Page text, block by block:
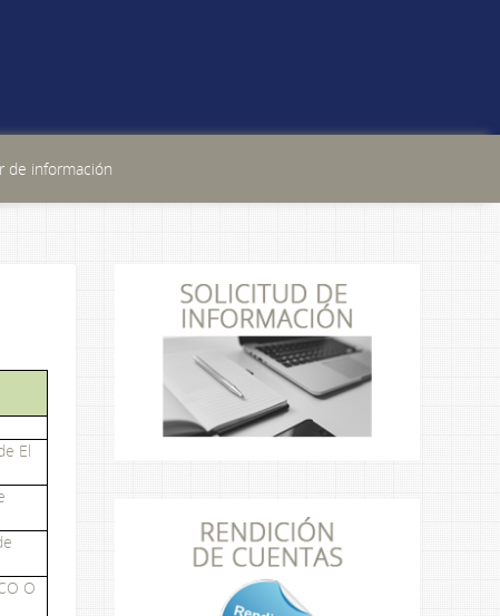
de información
El
O